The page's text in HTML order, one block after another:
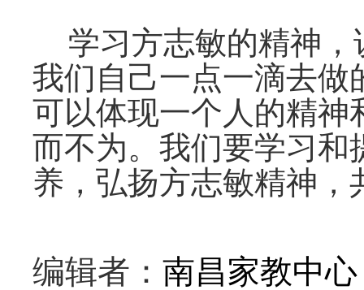
学习方志敏的精神，
我们自己一点一滴去做
可以体现一个人的精神
而不为。我们要学习和
养，弘扬方志敏精神
编辑者： 南昌家教中心